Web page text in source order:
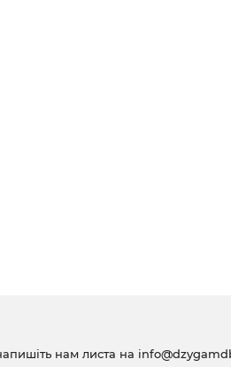
нам листа на